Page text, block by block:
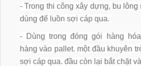
- Trong thi công xây dựng, bu lông
dùng để luồn sợi cáp qua.
- Dùng trong đóng gói hàng
hàng vào pallet. một đầu khuyên
sợi cáp qua. đầu còn lại bắt chặt